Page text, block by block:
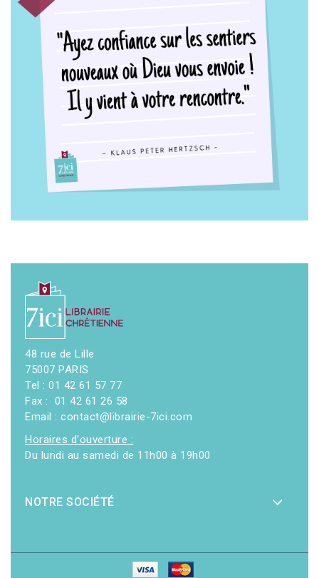
48 rue de Lille
75007 PARIS
Tel : 01 42 61 57 77
Fax : 01 42 61 26 58
Email : contact@librairie-7ici.com
Horaires d'ouverture :
Du lundi au samedi de 11h00 à 19h00
NOTRE SOCIÉTÉ